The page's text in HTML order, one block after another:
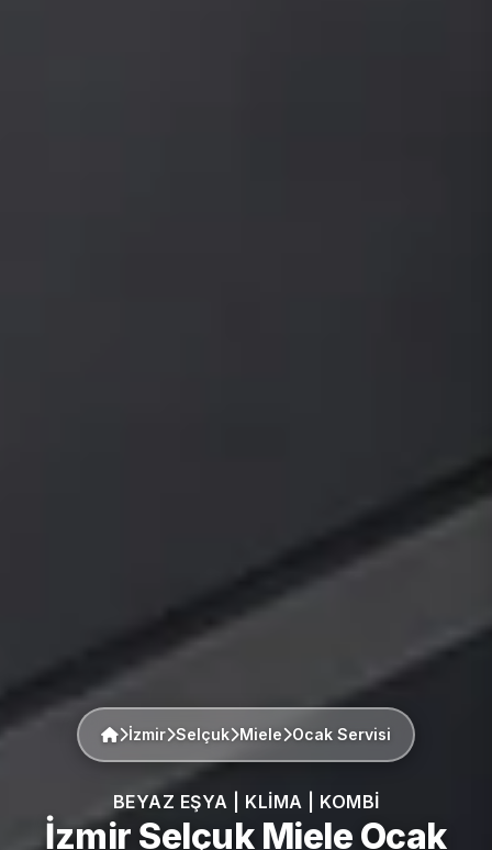
İzmir Selçuk Miele Ocak Servisi
BEYAZ EŞYA | KLIMA | KOMBI
İzmir Selçuk Miele Ocak